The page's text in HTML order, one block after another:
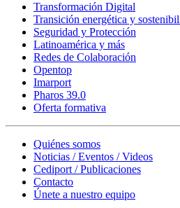
Transformación Digital
Transición energética y
Seguridad y Protección
Latinoamérica y más
Redes de Colaboración
Opentop
Imarport
Pharos 39.0
Oferta formativa
Quiénes somos
Noticias / Eventos / Videos
Cediport / Publicaciones
Contacto
Únete a nuestro equipo